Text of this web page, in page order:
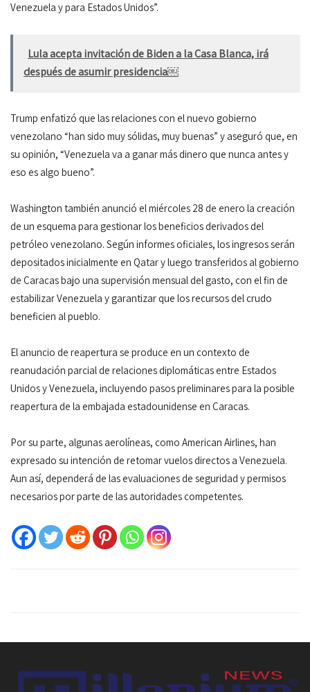
Venezuela y para Estados Unidos”.
Lula acepta invitación de Biden a la Casa Blanca, irá
después de asumir presidencia￼
Trump enfatizó que las relaciones con el nuevo gobierno
venezolano “han sido muy sólidas, muy buenas” y aseguró que, en
su opinión, “Venezuela va a ganar más dinero que nunca antes y
eso es algo bueno”.
Washington también anunció el miércoles 28 de enero la creación
de un esquema para gestionar los beneficios derivados del
petróleo venezolano. Según informes oficiales, los ingresos serán
depositados inicialmente en Qatar y luego transferidos al gobierno
de Caracas bajo una supervisión mensual del gasto, con el fin de
estabilizar Venezuela y garantizar que los recursos del crudo
beneficien al pueblo.
El anuncio de reapertura se produce en un contexto de
reanudación parcial de relaciones diplomáticas entre Estados
Unidos y Venezuela, incluyendo pasos preliminares para la posible
reapertura de la embajada estadounidense en Caracas.
Por su parte, algunas aerolíneas, como American Airlines, han
expresado su intención de retomar vuelos directos a Venezuela.
Aun así, dependerá de las evaluaciones de seguridad y permisos
necesarios por parte de las autoridades competentes.